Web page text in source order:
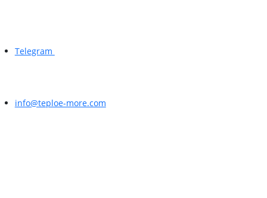
Telegram
info@teploe-more.com